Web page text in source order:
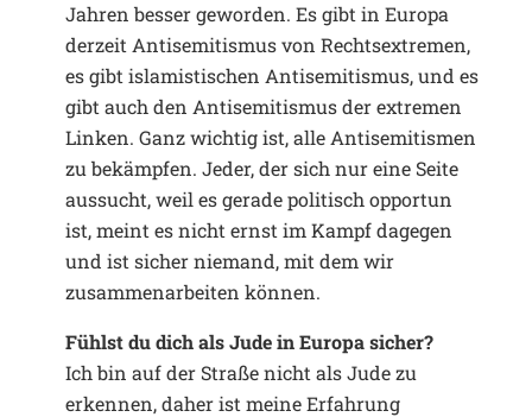
Jahren besser geworden. Es gibt in Europa
derzeit Antisemitismus von Rechtsextremen,
es gibt islamistischen Antisemitismus, und es
gibt auch den Antisemitismus der extremen
Linken. Ganz wichtig ist, alle Antisemitismen
zu bekämpfen. Jeder, der sich nur eine Seite
aussucht, weil es gerade politisch opportun
ist, meint es nicht ernst im Kampf dagegen
und ist sicher niemand, mit dem wir
zusammenarbeiten können.
Fühlst du dich als Jude in Europa sicher?
Ich bin auf der Straße nicht als Jude zu
erkennen, daher ist meine Erfahrung